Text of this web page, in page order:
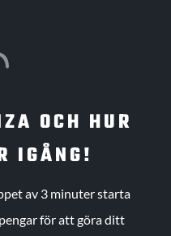
OCH HUR
IGÅNG!
av 3 minuter starta
för att göra ditt